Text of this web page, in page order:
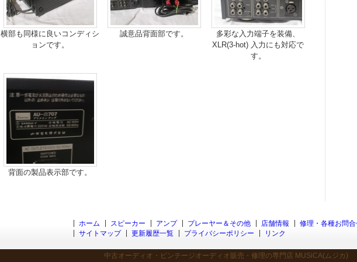
横部も同様に良いコンディシ
ョンです。
誠意品背面部です。
多彩な入力端子を装備、
XLR(3-hot) 入力にも対応で
す。
背面の製品表示部です。
ホーム スピーカー アンプ プレーヤー＆その他 店舗情報
修理・各種お問合
サイトマップ
更新履歴一覧 プライバシーポリシー リンク
中古オーディオ・ビンテージオーディオ販売・修理の専門店 MUSiCA(ムジカ)